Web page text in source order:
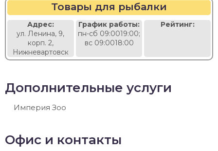
Товары для рыбалки
Адрес:
ул. Ленина, 9,
корп. 2,
Нижневартовск
График работы:
пн-сб 09:0019:00;
вс 09:0018:00
Рейтинг:
Дополнительные услуги
Империя Зоо
Офис и контакты